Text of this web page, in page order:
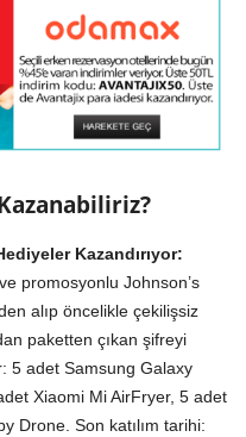
Kazandırıyor:
promosyonlu Johnson’s
alıp öncelikle çekilişsiz
paketten çıkan şifreyi
5 adet Samsung Galaxy
Xiaomi Mi AirFryer, 5 adet
Drone. Son katılım tarihi: